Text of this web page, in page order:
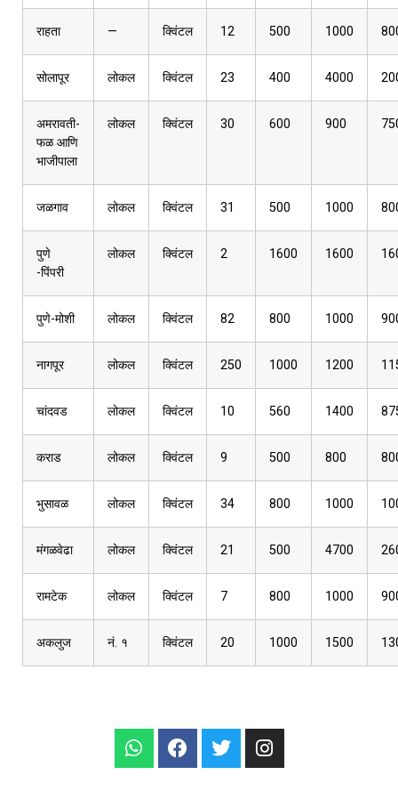
राहता — क्विंटल 12 500 1000
सोलापूर लोकल क्विंटल 23 400 4000
अमरावती-
फळ आणि
भाजीपाला
लोकल क्विंटल 30 600 900
जळगाव लोकल क्विंटल 31 500 1000
पुणे
-पिंपरी
लोकल क्विंटल 2 1600 1600
पुणे-मोशी लोकल क्विंटल 82 800 1000
नागपूर लोकल क्विंटल 250 1000 1200
चांदवड लोकल क्विंटल 10 560 1400
कराड लोकल क्विंटल 9 500 800
भुसावळ लोकल क्विंटल 34 800 1000
मंगळवेढा लोकल क्विंटल 21 500 4700
रामटेक लोकल क्विंटल 7 800 1000
अकलुज नं. १ क्विंटल 20 1000 1500